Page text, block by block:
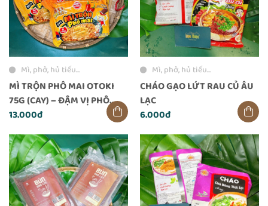
Mì, phở, hủ tiếu...
MÌ TRỘN PHÔ MAI OTOKI
75G (CAY) – ĐẬM VỊ PHÔ
MAI, CAY NHẸ KÍCH THÍCH
13.000đ
Mì, phở, hủ tiếu...
CHÁO GẠO LỨT RAU CỦ ÂU
LẠC
6.000đ